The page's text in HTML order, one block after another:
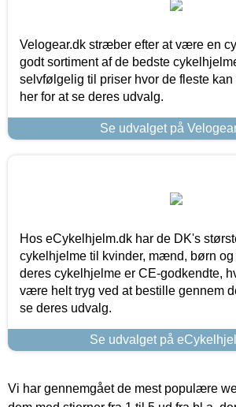
Velogear.dk stræber efter at være en
godt sortiment af de bedste
selvfølgelig til priser hvor de fleste
her for at se deres udvalg.
Se udvalget på
Hos eCykelhjelm.dk har de DK's
cykelhjelme til kvinder, mænd, børn og
deres cykelhjelme er CE-godkendte,
være helt tryg ved at bestille gennem
se deres udvalg.
Se udvalget på
Vi har gennemgået de mest populære